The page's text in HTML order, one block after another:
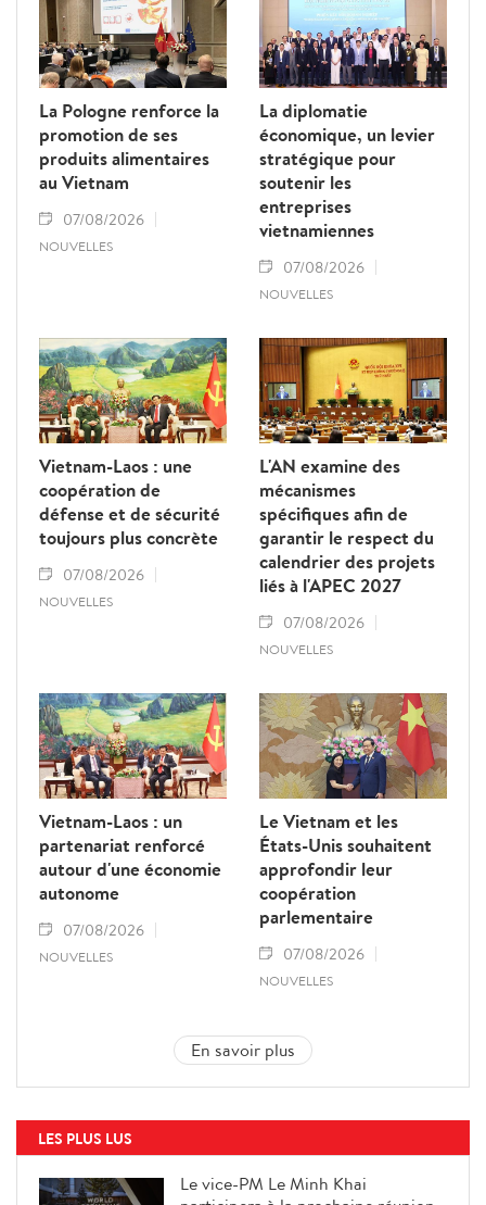
La Pologne renforce la
promotion de ses
produits alimentaires
au Vietnam
07/08/2026
NOUVELLES
La diplomatie
économique, un levier
stratégique pour
soutenir les
entreprises
vietnamiennes
07/08/2026
NOUVELLES
Vietnam-Laos : une
coopération de
défense et de sécurité
toujours plus concrète
07/08/2026
NOUVELLES
L'AN examine des
mécanismes
spécifiques afin de
garantir le respect du
calendrier des projets
liés à l'APEC 2027
07/08/2026
NOUVELLES
Vietnam-Laos : un
partenariat renforcé
autour d'une économie
autonome
07/08/2026
NOUVELLES
Le Vietnam et les
États-Unis souhaitent
approfondir leur
coopération
parlementaire
07/08/2026
NOUVELLES
En savoir plus
LES PLUS LUS
Le vice-PM Le Minh Khai